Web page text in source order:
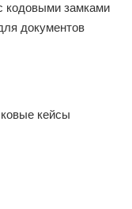
кодовыми замками
документов
кейсы